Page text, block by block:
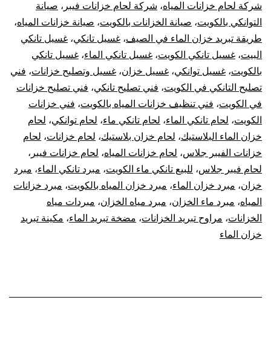
شركة لحام خزانات المياه، شركة لحام خزانات فيبر ، صيانة
التوانكي بالكويت، صيانة الخزانات بالكويت، صيانة خزانات المياه،
طريقة تبريد خزان الماء في الصيف، غسيل تانكي، غسيل تانكي
البيت، غسيل تانكي الكويت، غسيل تانكي الماء، غسيل تانكي
بالكويت، غسيل توانكي، غسيل خزان، غسيل وتصليح خزانات، فني
تصليح التانكي في الكويت، فني تصليح تانكي، فني تصليح خزانات
في الكويت، فني تنظيف خزانات المياه بالكويت، فني خزانات
الكويت، لحام تانكي الماء، لحام تانكي ماء، لحام توانكي، لحام
خزان الماء البلاستيك، لحام خزان بلاستيك، لحام خزانات، لحام
خزانات الفيبر جلاس، لحام خزانات المياه، لحام خزانات فيبر ،
لحام فيبر جلاس، للبيع تانكي ماء الكويت، مبرد تانكي الماء، مبرد
خزان، مبرد خزان الماء، مبرد خزان المياه بالكويت، مبرد خزانات
المياه، مبرد ماء الخزان، مبرد مياه الخزان، مبردات مياه
الخزانات، مراوح تبريد الخزانات، مضخة تبريد الماء، مكينة تبريد
خزان الماء